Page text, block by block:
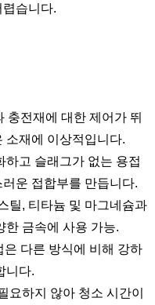
습니다.
충전재에 대한 제어가 뛰
소재에 이상적입니다.
하고 슬래그가 없는 용접
운 접합부를 만듭니다.
틸, 티타늄 및 마그네슘과
한 금속에 사용 가능.
은 다른 방식에 비해 강하
니다.
요하지 않아 청소 시간이